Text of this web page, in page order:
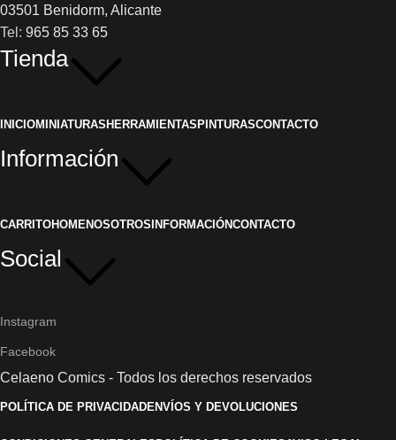
03501 Benidorm, Alicante
Tel: 965 85 33 65
Tienda
INICIOMINIATURASHERRAMIENTASPINTURASCONTACTO
Información
CARRITOHOMENOSOTROSINFORMACIÓNCONTACTO
Social
Instagram
Facebook
Celaeno Comics - Todos los derechos reservados
POLÍTICA DE PRIVACIDADENVÍOS Y DEVOLUCIONES